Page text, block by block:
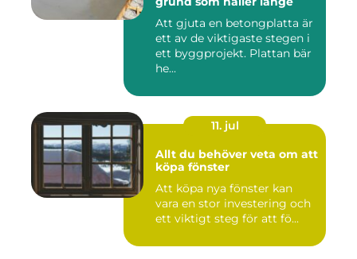
Att gjuta en betongplatta är
ett av de viktigaste stegen i
ett byggprojekt. Plattan bär
he...
11. jul
Allt du behöver veta om att
köpa fönster
Att köpa nya fönster kan
vara en stor investering och
ett viktigt steg för att fö...